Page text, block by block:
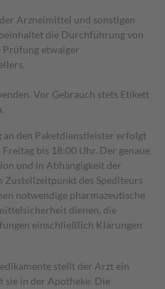
Arzneimittel und sonstigen
die Durchführung von
Prüfung etwaiger
Vor Gebrauch stets Etikett
an den Paketdienstleister erfolgt
bis 18:00 Uhr. Der genaue
und in Abhängigkeit der
des Spediteurs
notwendige pharmazeutische
dienen, die
einschließlich Klärungen
stellt der Arzt ein
sie in der Apotheke. Die